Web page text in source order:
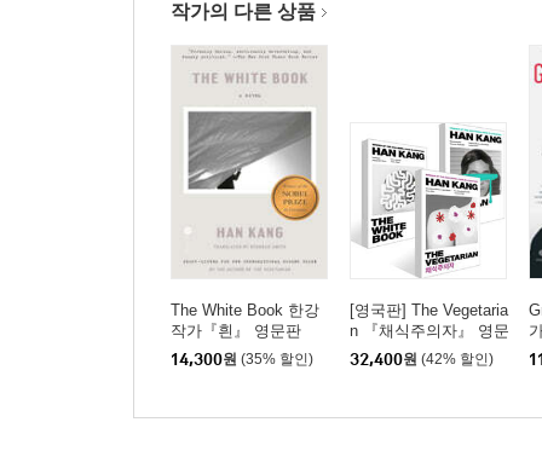
작가의 다른 상품
The White Book 한강
작가『흰』 영문판
14,300원 (35% 할인)
[영국판] The Vegetaria
n 『채식주의자』 영문
판 + Human Acts 『소
년이 온다』 영문판 +
『흰』 영문판
32,400원 (42% 할인)